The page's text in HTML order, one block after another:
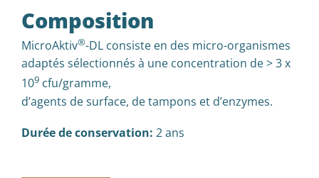
Composition
MicroAktiv®-DL consiste en des micro-organismes
adaptés sélectionnés à une concentration de > 3 x
109cfu/gramme,
d’agents de surface, de tampons et d’enzymes.
Durée de conservation: 2 ans